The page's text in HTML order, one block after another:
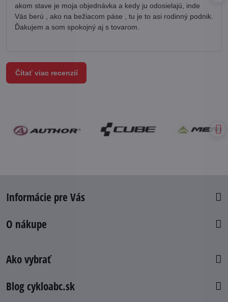
akom stave je moja objednávka a kedy ju odosielajú, inde
Vás berú , ako na bežiacom páse , tu je to asi rodinný podnik.
Ďakujem a som spokojný aj s tovarom.
Čítať viac recenzií
Informácie pre Vás
O nákupe
Ako vybrať
Blog cykloabc.sk